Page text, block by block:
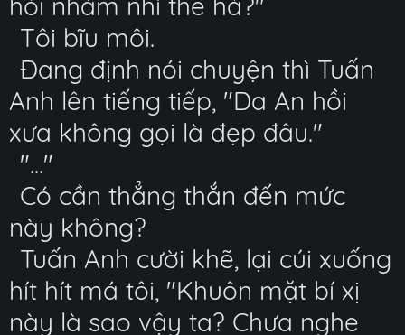
Tôi bĩu môi.
Đang định nói chuyện thì Tuấn
Anh lên tiếng tiếp, "Da An hồi
xưa không gọi là đẹp đâu."
"..."
Có cần thẳng thắn đến mức
này không?
Tuấn Anh cười khẽ, lại cúi xuống
hít hít má tôi, "Khuôn mặt bí xị
này là sao vậy ta? Chưa nghe